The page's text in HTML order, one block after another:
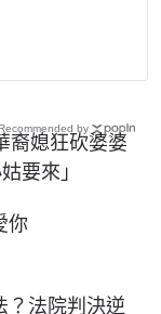
裔媳狂砍婆婆
要來」
你
？法院判決逆
by